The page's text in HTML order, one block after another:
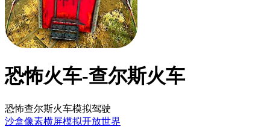
恐怖火车-查尔斯火车
恐怖查尔斯火车模拟驾驶
沙盒像素横屏模拟开放世界